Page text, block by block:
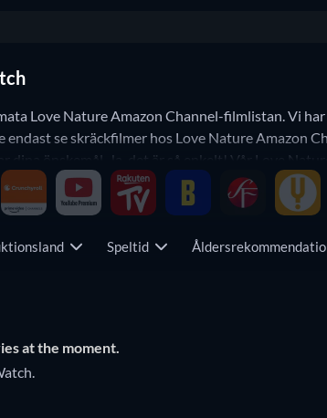
Love Nature Amazon Channel-filmlistan. Vi
se skräckfilmer hos Love Nature Amazon
önskemål. Ja, det är så enkelt! Vår Love
Love Nature Amazon Channel.
Speltid
at the moment.